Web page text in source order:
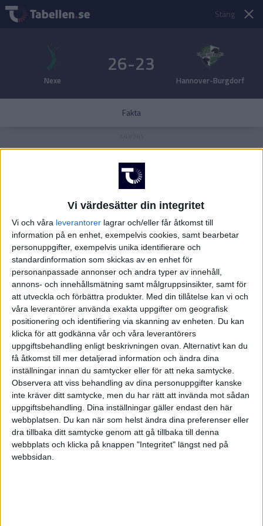
Vi värdesätter din integritet
Vi och våra leverantorer lagrar och/eller får åtkomst till
information på en enhet, exempelvis cookies, samt bearbetar
personuppgifter, exempelvis unika identifierare och
standardinformation som skickas av en enhet för
personanpassade annonser och andra typer av innehåll,
annons- och innehållsmätning samt målgruppsinsikter, samt för
att utveckla och förbättra produkter. Med din tillåtelse kan vi och
våra leverantörer använda exakta uppgifter om geografisk
positionering och identifiering via skanning av enheten. Du kan
klicka för att godkänna vår och våra leverantörers
uppgiftsbehandling enligt beskrivningen ovan. Alternativt kan du
få åtkomst till mer detaljerad information och ändra dina
inställningar innan du samtycker eller för att neka samtycke.
Observera att viss behandling av dina personuppgifter kanske
inte kräver ditt samtycke, men du har rätt att invända mot sådan
uppgiftsbehandling. Dina inställningar gäller endast den här
webbplatsen. Du kan när som helst ändra dina preferenser eller
dra tillbaka ditt samtycke genom att gå tillbaka till denna
webbplats och klicka på knappen "Integritet" längst ned på
webbsidan.
Stäng
Nexe
26-23
Hannover-Burgdorf
Fakta
FAKTA